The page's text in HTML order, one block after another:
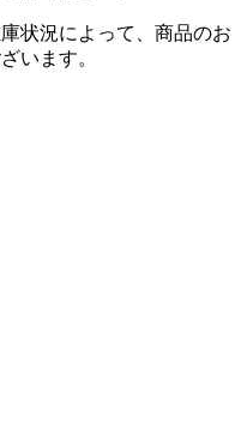
状況によって、商品のお
います。